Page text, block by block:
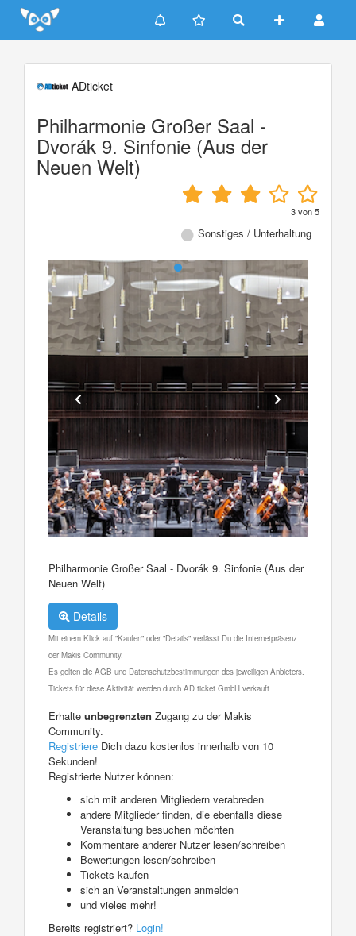
Update cookies preferences
ADticket
Philharmonie Großer Saal -
Dvorák 9. Sinfonie (Aus der
Neuen Welt)
3von5
Sonstiges / Unterhaltung
Philharmonie Großer Saal - Dvorák 9. Sinfonie (Aus der
Neuen Welt)
Details
Mit einem Klick auf "Kaufen" oder "Details" verlässt Du die Internetpräsenz
der Makis Community.
Es gelten die AGB und Datenschutzbestimmungen des jeweiligen Anbieters.
Tickets für diese Aktivität werden durch AD ticket GmbH verkauft.
Erhalte unbegrenzten Zugang zu der Makis
Community.
Registriere Dich dazu kostenlos innerhalb von 10
Sekunden!
Registrierte Nutzer können:
sich mit anderen Mitgliedern verabreden
andere Mitglieder finden, die ebenfalls diese
Veranstaltung besuchen möchten
Kommentare anderer Nutzer lesen/schreiben
Bewertungen lesen/schreiben
Tickets kaufen
sich an Veranstaltungen anmelden
und vieles mehr!
Bereits registriert? Login!